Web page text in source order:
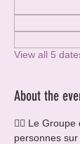
View all 5
About the
🏳️‍🌈 Le
personnes